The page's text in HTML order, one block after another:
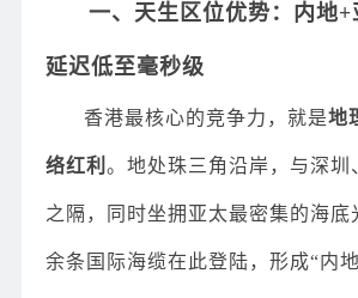
一、天生区位优势：内地+
延迟低至毫秒级
香港最核心的竞争力，就是地
络红利 。地处珠三角沿岸，与深圳
之隔，同时坐拥亚太最密集的海底
余条国际海缆在此登陆，形成“内